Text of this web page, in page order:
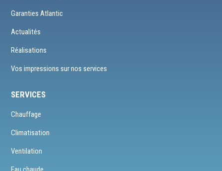
Garanties Atlantic
Actualités
Réalisations
Vos impressions sur nos services
SERVICES
Chauffage
Climatisation
Ventilation